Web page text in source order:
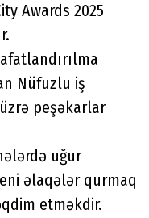
Awards 2025
Nüfuzlu iş
peşəkarlar
uğur
əlaqələr qurmaq
etməkdir.